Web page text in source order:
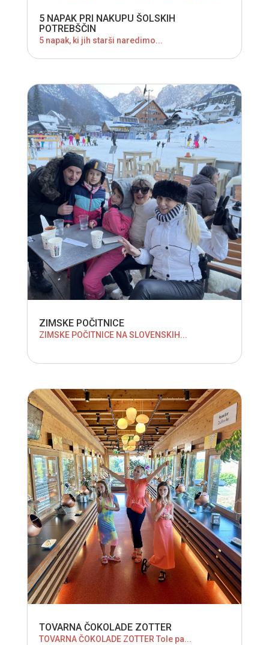
5 NAPAK PRI NAKUPU ŠOLSKIH
POTREBŠČIN
5 napak, ki jih starši naredimo...
ZIMSKE POČITNICE
ZIMSKE POČITNICE NA SLOVENSKIH...
TOVARNA ČOKOLADE ZOTTER
TOVARNA ČOKOLADE ZOTTER Tole pa...